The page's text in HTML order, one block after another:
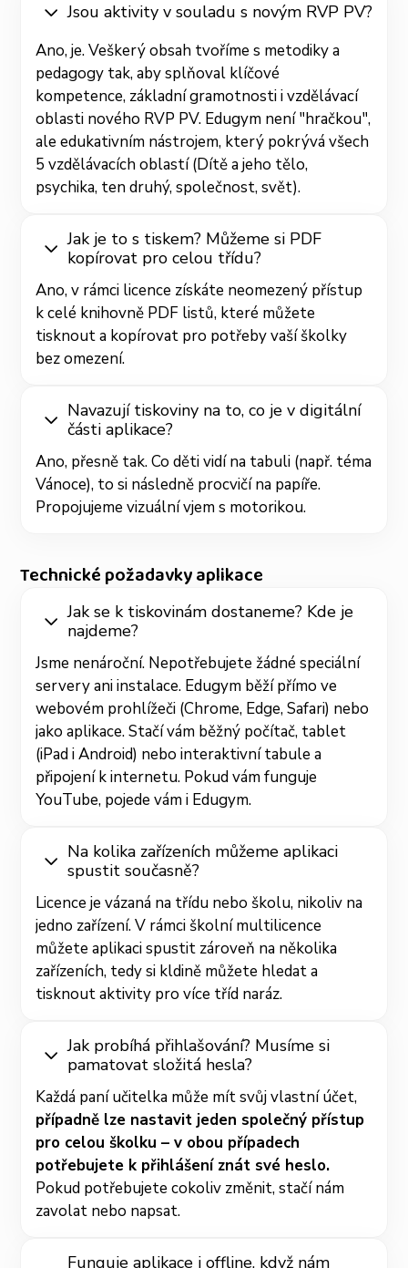
Jsou aktivity v souladu s novým RVP PV?
Ano, je. Veškerý obsah tvoříme s metodiky a
pedagogy tak, aby splňoval klíčové
kompetence, základní gramotnosti i vzdělávací
oblasti nového RVP PV. Edugym není "hračkou",
ale edukativním nástrojem, který pokrývá všech
5 vzdělávacích oblastí (Dítě a jeho tělo,
psychika, ten druhý, společnost, svět).
Jak je to s tiskem? Můžeme si PDF
kopírovat pro celou třídu?
Ano, v rámci licence získáte neomezený přístup
k celé knihovně PDF listů, které můžete
tisknout a kopírovat pro potřeby vaší školky
bez omezení.
Navazují tiskoviny na to, co je v digitální
části aplikace?
Ano, přesně tak. Co děti vidí na tabuli (např. téma
Vánoce), to si následně procvičí na papíře.
Propojujeme vizuální vjem s motorikou.
Technické požadavky aplikace
Jak se k tiskovinám dostaneme? Kde je
najdeme?
Jsme nenároční. Nepotřebujete žádné speciální
servery ani instalace. Edugym běží přímo ve
webovém prohlížeči (Chrome, Edge, Safari) nebo
jako aplikace. Stačí vám běžný počítač, tablet
(iPad i Android) nebo interaktivní tabule a
připojení k internetu. Pokud vám funguje
YouTube, pojede vám i Edugym.
Na kolika zařízeních můžeme aplikaci
spustit současně?
Licence je vázaná na třídu nebo školu, nikoliv na
jedno zařízení. V rámci školní multilicence
můžete aplikaci spustit zároveň na několika
zařízeních, tedy si kldině můžete hledat a
tisknout aktivity pro více tříd naráz.
Jak probíhá přihlašování? Musíme si
pamatovat složitá hesla?
Každá paní učitelka může mít svůj vlastní účet,
případně lze nastavit jeden společný přístup
pro celou školku – v obou případech
potřebujete k přihlášení znát své heslo.
Pokud potřebujete cokoliv změnit, stačí nám
zavolat nebo napsat.
Funguje aplikace i offline, když nám